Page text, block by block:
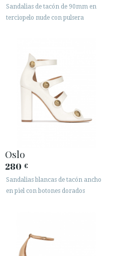
Sandalias de tacón de 90mm en
terciopelo nude con pulsera
Oslo
280 €
Sandalias blancas de tacón ancho
en piel con botones dorados